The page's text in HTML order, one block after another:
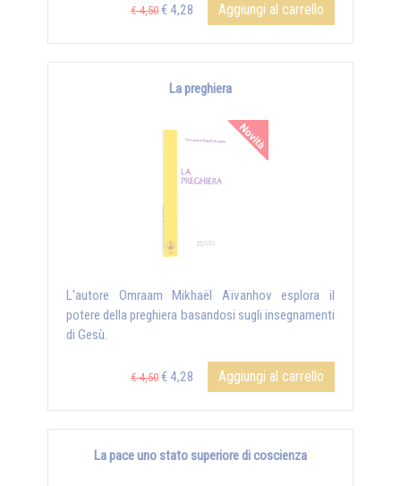
€ 4,50 € 4,28 Aggiungi al carrello
La preghiera
L'autore Omraam Mikhaël Aïvanhov esplora il
potere della preghiera basandosi sugli insegnamenti
di Gesù.
€ 4,50 € 4,28 Aggiungi al carrello
La pace uno stato superiore di coscienza